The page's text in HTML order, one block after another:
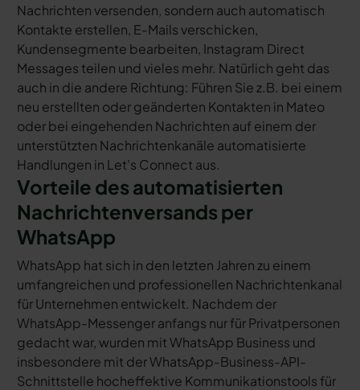
Nachrichten versenden, sondern auch automatisch
Kontakte erstellen, E-Mails verschicken,
Kundensegmente bearbeiten, Instagram Direct
Messages teilen und vieles mehr. Natürlich geht das
auch in die andere Richtung: Führen Sie z.B. bei einem
neu erstellten oder geänderten Kontakten in Mateo
oder bei eingehenden Nachrichten auf einem der
unterstützten Nachrichtenkanäle automatisierte
Handlungen in Let's Connect aus.
Vorteile des automatisierten
Nachrichtenversands per
WhatsApp
WhatsApp hat sich in den letzten Jahren zu einem
umfangreichen und professionellen Nachrichtenkanal
für Unternehmen entwickelt. Nachdem der
WhatsApp-Messenger anfangs nur für Privatpersonen
gedacht war, wurden mit WhatsApp Business und
insbesondere mit der WhatsApp-Business-API-
Schnittstelle hocheffektive Kommunikationstools für